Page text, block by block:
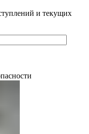
и текущих